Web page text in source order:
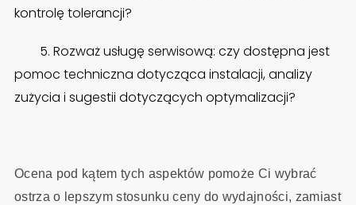
kontrolę tolerancji?
5. Rozważ usługę serwisową: czy dostępna jest
pomoc techniczna dotycząca instalacji, analizy
zużycia i sugestii dotyczących optymalizacji?
Ocena pod kątem tych aspektów pomoże Ci wybrać
ostrza o lepszym stosunku ceny do wydajności, zamiast